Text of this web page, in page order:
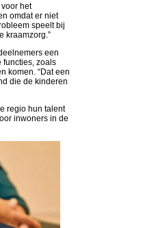
het
omdat er niet
speelt bij
kraamzorg.”
een
functies, zoals
komen. “Dat een
die de kinderen
regio hun talent
inwoners in de